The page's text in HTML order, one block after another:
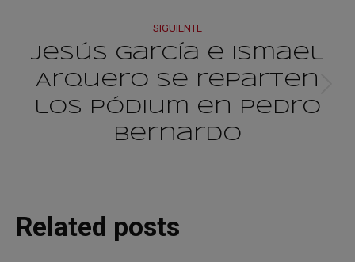
SIGUIENTE
siguiente:
Jesús García e Ismael
Arquero se reparten
los pódium en Pedro
Bernardo
Related posts